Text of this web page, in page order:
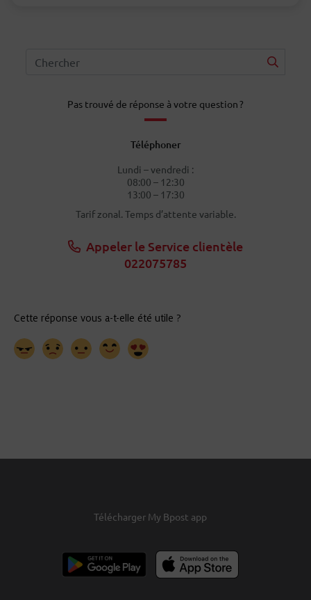
Pas trouvé de réponse à votre question ?
Téléphoner
Lundi – vendredi :
08:00 – 12:30
13:00 – 17:30
Tarif zonal. Temps d’attente variable.
Appeler le Service clientèle
022075785
Télécharger My Bpost app